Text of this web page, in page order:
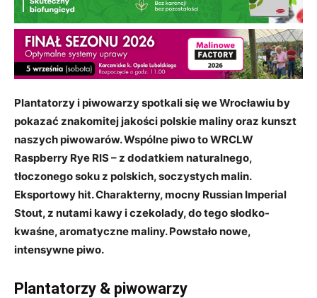
Plantatorzy i piwowarzy spotkali się we Wrocławiu by
pokazać znakomitej jakości polskie maliny oraz kunszt
naszych piwowarów. Wspólne piwo to WRCLW
Raspberry Rye RIS – z dodatkiem naturalnego,
tłoczonego soku z polskich, soczystych malin.
Eksportowy hit. Charakterny, mocny Russian Imperial
Stout, z nutami kawy i czekolady, do tego słodko-
kwaśne, aromatyczne maliny. Powstało nowe,
intensywne piwo.
Plantatorzy & piwowarzy